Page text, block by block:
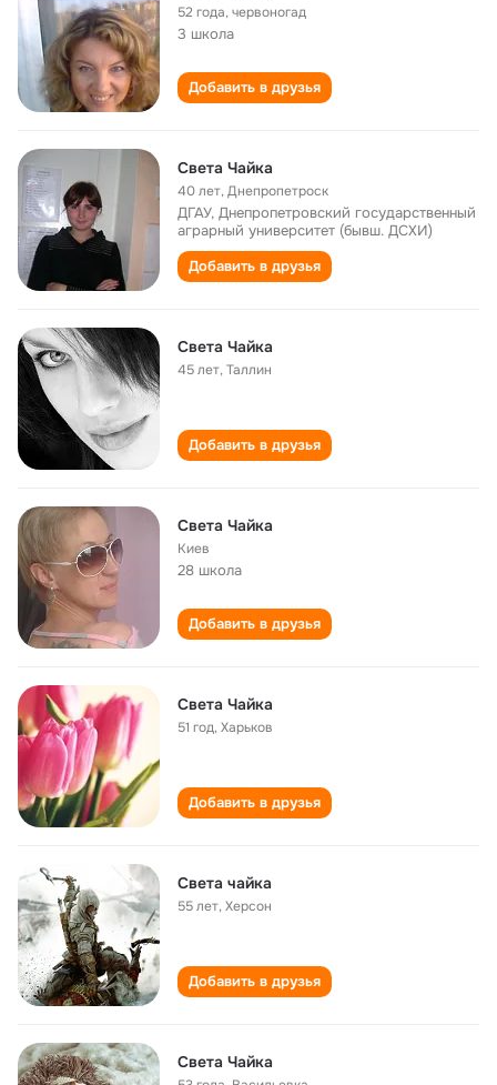
52 года,червоногад
3 школа
Добавить в друзья
Света Чайка
40 лет,Днепропетроск
ДГАУ, Днепропетровский государственный
аграрный университет (бывш. ДСХИ)
Добавить в друзья
Света Чайка
45 лет,Таллин
Добавить в друзья
Света Чайка
Киев
28 школа
Добавить в друзья
Света Чайка
51 год,Харьков
Добавить в друзья
Света чайка
55 лет,Херсон
Добавить в друзья
Света Чайка